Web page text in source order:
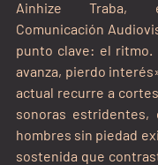
Ainhize Traba,
Comunicación
punto clave: el ritmo.
avanza, pierdo
actual recurre a
sonoras estridentes,
hombres sin piedad
sostenida que